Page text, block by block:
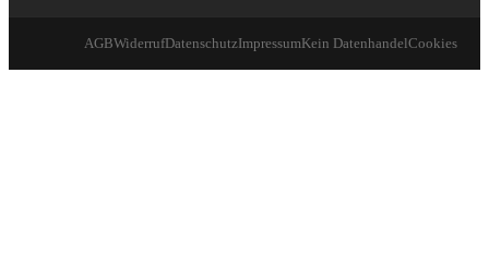
AGBWiderrufDatenschutzImpressumKein DatenhandelCookies